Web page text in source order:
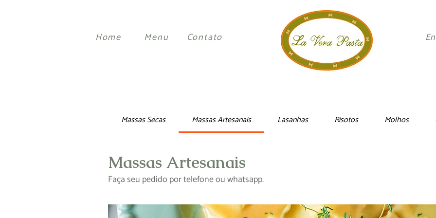
Home Menu Contato
Massas Secas Massas Artesanais Lasanhas Risotos Molhos
Massas Artesanais
Faça seu pedido por telefone ou whatsapp.